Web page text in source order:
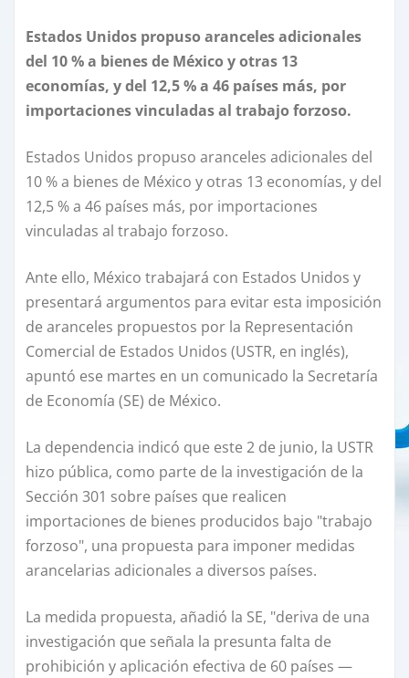
Estados Unidos propuso aranceles adicionales
del 10 % a bienes de México y otras 13
economías, y del 12,5 % a 46 países más, por
importaciones vinculadas al trabajo forzoso.
Estados Unidos propuso aranceles adicionales del
10 % a bienes de México y otras 13 economías, y del
12,5 % a 46 países más, por importaciones
vinculadas al trabajo forzoso.
Ante ello, México trabajará con Estados Unidos y
presentará argumentos para evitar esta imposición
de aranceles propuestos por la Representación
Comercial de Estados Unidos (USTR, en inglés),
apuntó ese martes en un comunicado la Secretaría
de Economía (SE) de México.
La dependencia indicó que este 2 de junio, la USTR
hizo pública, como parte de la investigación de la
Sección 301 sobre países que realicen
importaciones de bienes producidos bajo "trabajo
forzoso", una propuesta para imponer medidas
arancelarias adicionales a diversos países.
La medida propuesta, añadió la SE, "deriva de una
investigación que señala la presunta falta de
prohibición y aplicación efectiva de 60 países —